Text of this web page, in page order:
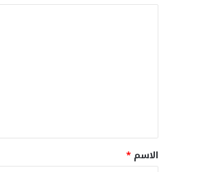
ق
*
الاسم *